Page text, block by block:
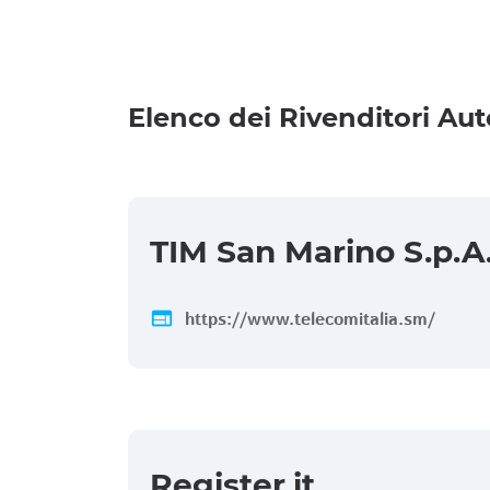
Elenco dei Rivenditori
TIM San Marino
web https://www.telecomitalia.sm/